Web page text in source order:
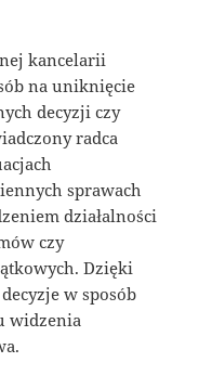
kancelarii
na uniknięcie
decyzji czy
radca
sprawach
działalności
czy
Dzięki
w sposób
widzenia